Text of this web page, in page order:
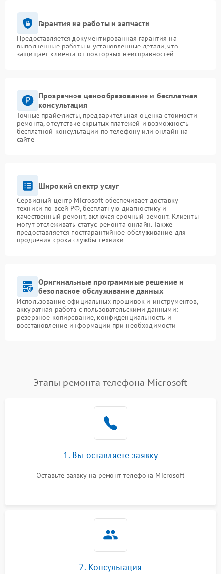
Гарантия на работы и запчасти
Предоставляется документированная гарантия на
выполненные работы и установленные детали, что
защищает клиента от повторных неисправностей
Прозрачное ценообразование и бесплатная
консультация
Точные прайс-листы, предварительная оценка стоимости
ремонта, отсутствие скрытых платежей и возможность
бесплатной консультации по телефону или онлайн на
сайте
Широкий спектр услуг
Сервисный центр Microsoft обеспечивает доставку
техники по всей РФ, бесплатную диагностику и
качественный ремонт, включая срочный ремонт. Клиенты
могут отслеживать статус ремонта онлайн. Также
предоставляется постгарантийное обслуживание для
продления срока службы техники
Оригинальные программные решение и
безопасное обслуживание данных
Использование официальных прошивок и инструментов,
аккуратная работа с пользовательскими данными:
резервное копирование, конфиденциальность и
восстановление информации при необходимости
Этапы ремонта телефона Microsoft
1. Вы оставляете заявку
Оставьте заявку на ремонт телефона Microsoft
2. Консультация